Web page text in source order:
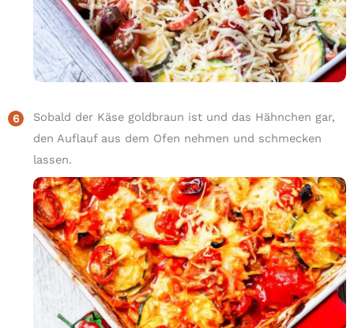
Sobald der Käse goldbraun ist und das Hähnchen gar,
den Auflauf aus dem Ofen nehmen und schmecken
lassen.